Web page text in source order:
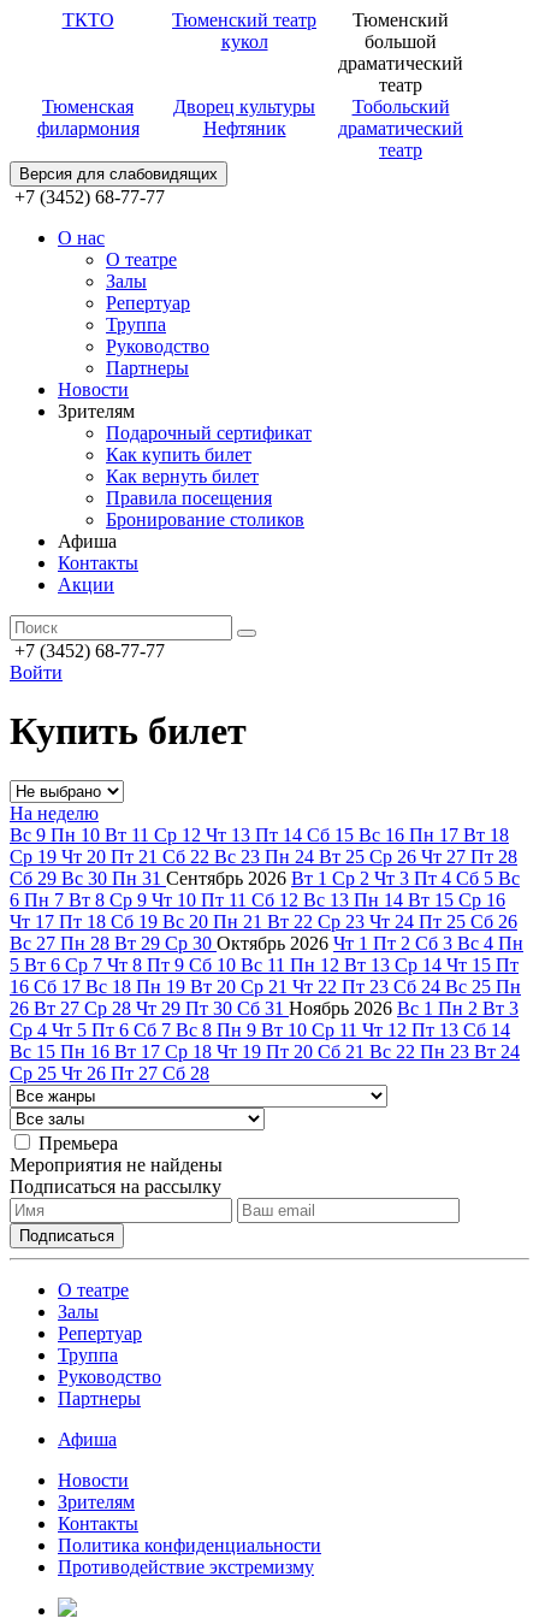
ТКТО
Тюменский театр
кукол
Тюменский
большой
драматический
театр
Тюменская
филармония
Дворец культуры
Нефтяник
Тобольский
драматический
театр
Версия для слабовидящих
+7 (3452) 68-77-77
О нас
О театре
Залы
Репертуар
Труппа
Руководство
Партнеры
Новости
Зрителям
Подарочный сертификат
Как купить билет
Как вернуть билет
Правила посещения
Бронирование столиков
Афиша
Контакты
Акции
+7 (3452) 68-77-77
Войти
Купить билет
На неделю
Вс 9 Пн 10 Вт 11 Ср 12 Чт 13 Пт 14 Сб 15 Вс 16 Пн 17 Вт 18
Ср 19 Чт 20 Пт 21 Сб 22 Вс 23 Пн 24 Вт 25 Ср 26 Чт 27 Пт 28
Сб 29 Вс 30 Пн 31 Сентябрь 2026 Вт 1 Ср 2 Чт 3 Пт 4 Сб 5 Вс
6 Пн 7 Вт 8 Ср 9 Чт 10 Пт 11 Сб 12 Вс 13 Пн 14 Вт 15 Ср 16
Чт 17 Пт 18 Сб 19 Вс 20 Пн 21 Вт 22 Ср 23 Чт 24 Пт 25 Сб 26
Вс 27 Пн 28 Вт 29 Ср 30 Октябрь 2026 Чт 1 Пт 2 Сб 3 Вс 4 Пн
5 Вт 6 Ср 7 Чт 8 Пт 9 Сб 10 Вс 11 Пн 12 Вт 13 Ср 14 Чт 15 Пт
16 Сб 17 Вс 18 Пн 19 Вт 20 Ср 21 Чт 22 Пт 23 Сб 24 Вс 25 Пн
26 Вт 27 Ср 28 Чт 29 Пт 30 Сб 31 Ноябрь 2026 Вс 1 Пн 2 Вт 3
Ср 4 Чт 5 Пт 6 Сб 7 Вс 8 Пн 9 Вт 10 Ср 11 Чт 12 Пт 13 Сб 14
Вс 15 Пн 16 Вт 17 Ср 18 Чт 19 Пт 20 Сб 21 Вс 22 Пн 23 Вт 24
Ср 25 Чт 26 Пт 27 Сб 28
Премьера
Мероприятия не найдены
Подписаться на рассылку
О театре
Залы
Репертуар
Труппа
Руководство
Партнеры
Афиша
Новости
Зрителям
Контакты
Политика конфиденциальности
Противодействие экстремизму